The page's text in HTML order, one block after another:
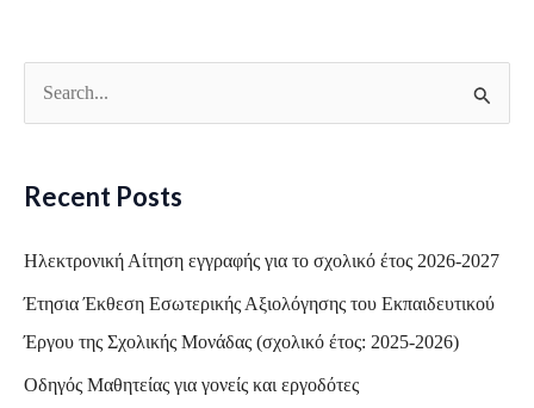
c
Recent Posts
Ηλεκτρονική Αίτηση εγγραφής για το σχολικό έτος 2026-2027
Έτησια Έκθεση Εσωτερικής Αξιολόγησης του Εκπαιδευτικού
Έργου της Σχολικής Μονάδας (σχολικό έτος: 2025-2026)
Οδηγός Μαθητείας για γονείς και εργοδότες